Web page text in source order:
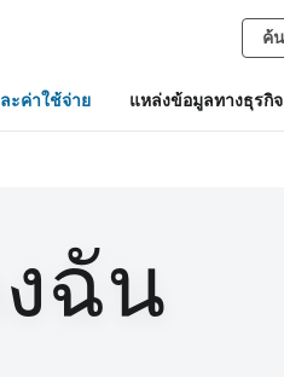
ะค่าใช้จ่าย แหล่งข้อมูลทางธุรกิจ
ฉัน